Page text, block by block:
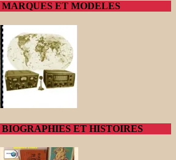
ET MODELES
ET HISTOIRES